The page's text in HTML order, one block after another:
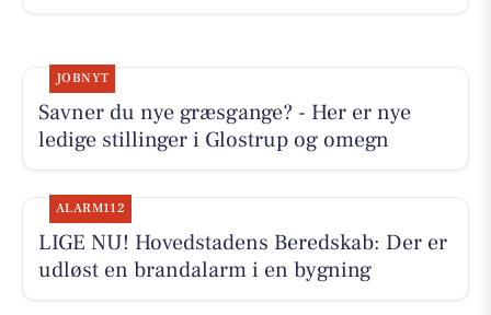
JOBNYT
Savner du nye græsgange? - Her er nye
ledige stillinger i Glostrup og omegn
ALARM112
LIGE NU! Hovedstadens Beredskab: Der er
udløst en brandalarm i en bygning